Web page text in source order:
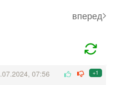
вперед
07:56 +1